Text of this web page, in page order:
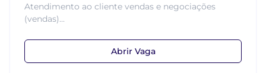
Atendimento ao cliente vendas e negociações
(vendas)...
Abrir Vaga